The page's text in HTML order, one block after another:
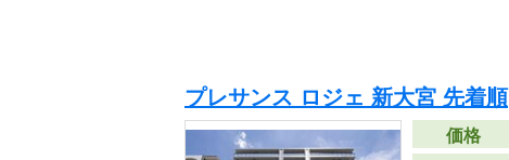
プレサンス ロジェ 新大宮 先着順
価格